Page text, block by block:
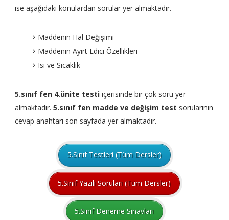
ise aşağıdaki konulardan sorular yer almaktadır.
Maddenin Hal Değişimi
Maddenin Ayırt Edici Özellikleri
Isı ve Sıcaklık
5.sınıf fen 4.ünite testiiçerisinde bir çok soru yer
almaktadır. 5.sınıf fen madde ve değişim test sorularının
cevap anahtarı son sayfada yer almaktadır.
5.Sınıf Testleri (Tüm Dersler)
5.Sınıf Yazılı Soruları (Tüm Dersler)
5.Sınıf Deneme Sınavları